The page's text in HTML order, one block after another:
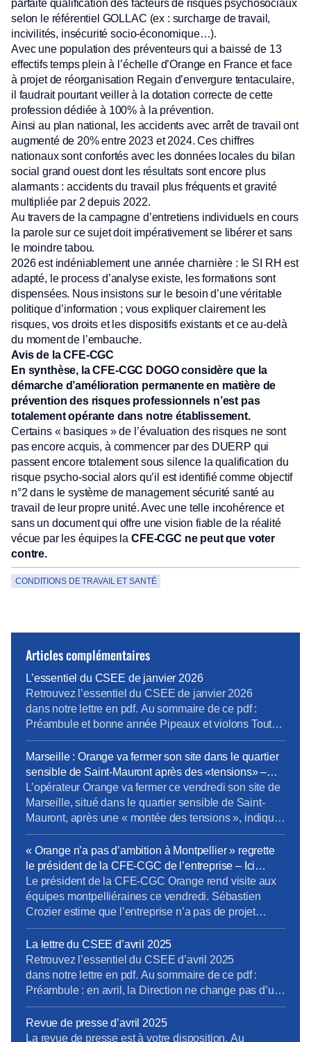
parfaite qualification des facteurs de risques psychosociaux
selon le référentiel GOLLAC (ex : surcharge de travail,
incivilités, insécurité socio-économique…).
Avec une population des préventeurs qui a baissé de 13
effectifs temps plein à l’échelle d’Orange en France et face
à projet de réorganisation Regain d’envergure tentaculaire,
il faudrait pourtant veiller à la dotation correcte de cette
profession dédiée à 100% à la prévention.
Ainsi au plan national, les accidents avec arrêt de travail ont
augmenté de 20% entre 2023 et 2024. Ces chiffres
nationaux sont confortés avec les données locales du bilan
social grand ouest dont les résultats sont encore plus
alarmants : accidents du travail plus fréquents et gravité
multipliée par 2 depuis 2022.
Au travers de la campagne d’entretiens individuels en cours
la parole sur ce sujet doit impérativement se libérer et sans
le moindre tabou.
2026 est indéniablement une année charnière : le SI RH est
adapté, le process d’analyse existe, les formations sont
dispensées. Nous insistons sur le besoin d’une véritable
politique d’information ; vous expliquer clairement les
risques, vos droits et les dispositifs existants et ce au-delà
du moment de l’embauche.
Avis de la CFE-CGC
En synthèse, la CFE-CGC DOGO considère que la
démarche d’amélioration permanente en matière de
prévention des risques professionnels n’est pas
totalement opérante dans notre établissement.
Certains « basiques » de l’évaluation des risques ne sont
pas encore acquis, à commencer par des DUERP qui
passent encore totalement sous silence la qualification du
risque psycho-social alors qu’il est identifié comme objectif
n°2 dans le système de management sécurité santé au
travail de leur propre unité. Avec une telle incohérence et
sans un document qui offre une vision fiable de la réalité
vécue par les équipes la CFE-CGC ne peut que voter
contre.
CONDITIONS DE TRAVAIL ET SANTÉ
Articles complémentaires
L’essentiel du CSEE de janvier 2026
Retrouvez l’essentiel du CSEE de janvier 2026
dans notre lettre en pdf. Au sommaire de ce pdf :
Préambule et bonne année Pipeaux et violons Tout
va bien madame la marquise Cro-Magnon et
Neandertal Prochain CSEE pour vos élus du 24 au
26 mars.
Marseille : Orange va fermer son site dans le quartier
sensible de Saint-Mauront après des «tensions» –
Europe 1
L’opérateur Orange va fermer ce vendredi son site de
Marseille, situé dans le quartier sensible de Saint-
Mauront, après une « montée des tensions », indique
la direction régionale du groupe. Environ 1.000
personnes travaillent dans ces locaux de la cité
phocéenne. L’entreprise attend « un retour à une
situation apaisée dans le quartier ». […]Les salariés
ont dû être […]
« Orange n’a pas d’ambition à Montpellier » regrette
le président de la CFE-CGC de l’entreprise – Ici
l’Herault
Le président de la CFE-CGC Orange rend visite aux
équipes montpelliéraines ce vendredi. Sébastien
Crozier estime que l’entreprise n’a pas de projet
ambitieux dans la métropole et que les salariés se
sentent oubliés. Sébastien Crozier, président national
de la CFE-CGC Orange est dans l’Hérault ce
vendredi pour rencontrer les 1.500 salariés qui
travaillent à Montpellier. […]
La lettre du CSEE d’avril 2025
Retrouvez l’essentiel du CSEE d’avril 2025
dans notre lettre en pdf. Au sommaire de ce pdf :
Préambule : en avril, la Direction ne change pas d’un
fil. La tension en 2500 pages (enquête du CNPS) Les
médecins alertent …Encore ! (rapport des médecins
du travail) A Caen, un inventaire à la Prévert Atalante
Revue de presse d’avril 2025
La revue de presse est à votre disposition. Au